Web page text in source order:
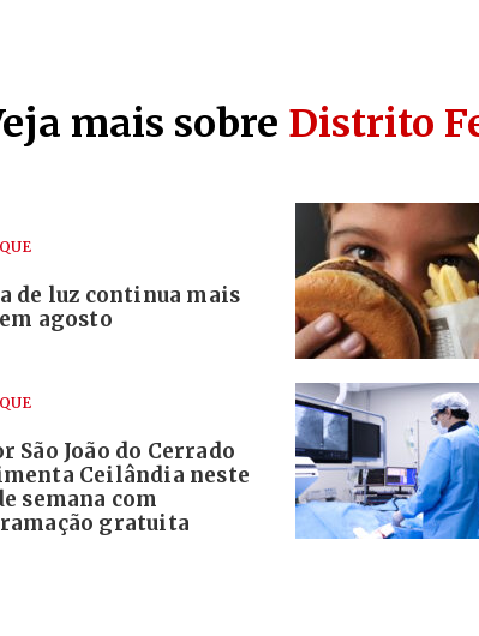
mais sobre Distrito
de luz continua mais
agosto
São João do Cerrado
Ceilândia neste
semana com
gratuita